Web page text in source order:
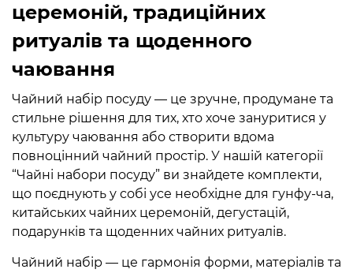
церемоній, традиційних
ритуалів та щоденного
чаювання
Чайний набір посуду — це зручне, продумане та
стильне рішення для тих, хто хоче зануритися у
культуру чаювання або створити вдома
повноцінний чайний простір. У нашій категорії
“Чайні набори посуду” ви знайдете комплекти,
що поєднують у собі усе необхідне для гунфу-ча,
китайських чайних церемоній, дегустацій,
подарунків та щоденних чайних ритуалів.
Чайний набір — це гармонія форми, матеріалів та